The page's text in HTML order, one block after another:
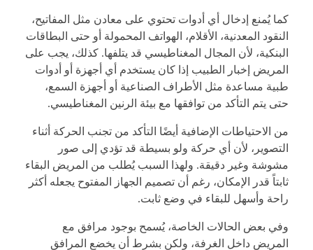
كما يُمنع إدخال أي أدوات تحتوي على معادن مثل المفاتيح،
النقود المعدنية، الأقلام، الهواتف المحمولة أو حتى البطاقات
البنكية، لأن المجال المغناطيسي قد يتلفها. كذلك، يجب على
المريض إخبار الطبيب إذا كان يستخدم أي أجهزة أو أدوات
طبية مساعدة مثل الأطراف الصناعية أو أجهزة السمع،
حتى يتم التأكد من توافقها مع بيئة الرنين المغناطيسي.
من الاحتياطات الإضافية أيضًا التأكد من تجنب الحركة أثناء
التصوير، لأن أي حركة ولو بسيطة قد تؤدي إلى صور
مشوشة وغير دقيقة. ولهذا السبب يُطلب من المريض البقاء
ثابتاً قدر الإمكان، رغم أن تصميم الجهاز المفتوح يجعله أكثر
راحة وأسهل للبقاء في وضع ثابت.
وفي بعض الحالات الخاصة، يُسمح بوجود مرافق مع
المريض داخل الغرفة، ولكن بشرط أن يخضع المرافق